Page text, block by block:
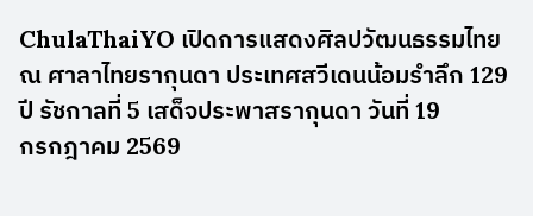
ChulaThaiYO เปิดการแสดงศิลปวัฒนธรรมไทย
ณ ศาลาไทยรากุนดา ประเทศสวีเดนน้อมรำลึก 129
ปี รัชกาลที่ 5 เสด็จประพาสรากุนดา วันที่ 19
กรกฎาคม 2569